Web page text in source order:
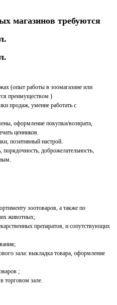
магазинов требуются
(опыт работы в зоомагазине или
преимуществом )
продаж, умение работать с
оформление покупки/возврата,
ценников.
позитивный настрой.
порядочность, доброжелательность‚
зоотоваров, а также по
животных;
препаратов, и сопутствующих
зала: выкладка товара, оформление
;
торговом зале.